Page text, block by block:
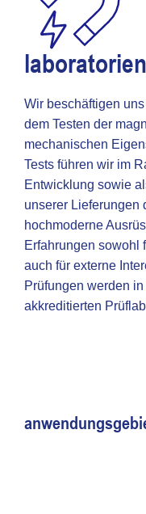
laboratorien
Wir beschäftigen
dem Testen der
mechanischen
Tests führen wir im
Entwicklung sowie
unserer Lieferungen
hochmoderne
Erfahrungen sowohl
auch für externe
Prüfungen werden
akkreditierten